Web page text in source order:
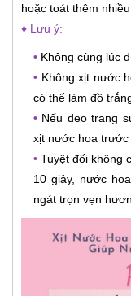
hoặc toát thêm
♦ Lưu ý:
• Không cùng lúc
• Không xịt nước
có thể làm đồ
• Nếu đeo trang
xịt nước hoa trước
• Tuyệt đối không
10 giây, nước
ngát trọn vẹn